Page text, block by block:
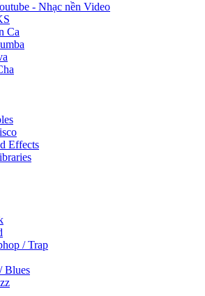
- Nhạc nền Video
Ca
Effects
/ Trap
Blues